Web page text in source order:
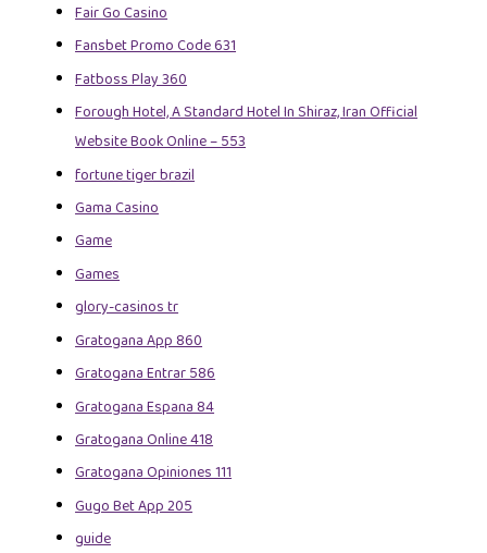
Fair Go Casino
Fansbet Promo Code 631
Fatboss Play 360
Forough Hotel, A Standard Hotel In Shiraz, Iran Official
Website Book Online – 553
fortune tiger brazil
Gama Casino
Game
Games
glory-casinos tr
Gratogana App 860
Gratogana Entrar 586
Gratogana Espana 84
Gratogana Online 418
Gratogana Opiniones 111
Gugo Bet App 205
guide